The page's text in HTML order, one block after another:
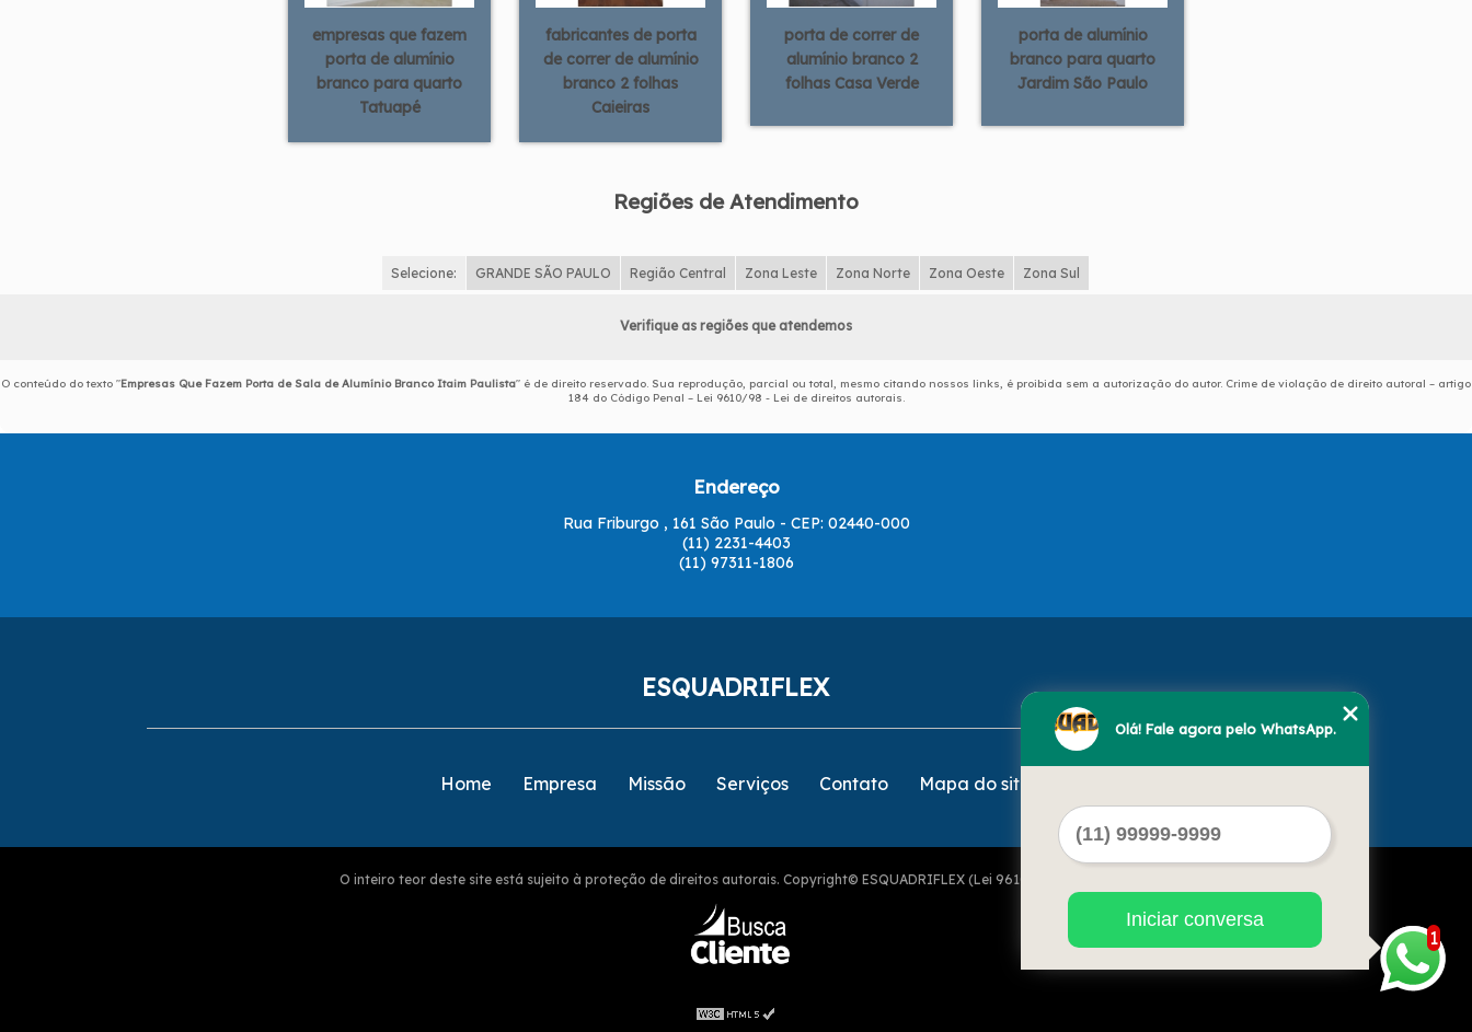
empresas que fazem
porta de alumínio
branco para quarto
Tatuapé
fabricantes de porta
de correr de alumínio
branco 2 folhas
Caieiras
porta de correr de
alumínio branco 2
folhas Casa Verde
porta de alumínio
branco para quarto
Jardim São Paulo
Regiões de Atendimento
Selecione: GRANDE SÃO PAULO Região Central Zona Leste Zona Norte Zona Oeste Zona Sul
Verifique as regiões que atendemos
O conteúdo do texto "Empresas Que Fazem Porta de Sala de Alumínio Branco Itaim Paulista" é de direito reservado. Sua reprodução, parcial ou total, mesmo citando nossos links, é proibida sem a autorização do autor. Crime de violação de direito autoral – artigo
184 do Código Penal – Lei 9610/98 - Lei de direitos autorais.
Endereço
Rua Friburgo , 161 São Paulo - CEP: 02440-000
(11) 2231-4403
(11) 97311-1806
ESQUADRIFLEX
Home Empresa Missão Serviços Contato Mapa do site
O inteiro teor deste site está sujeito à proteção de direitos autorais. Copyright© ESQUADRIFLEX (Lei 9610 de 19/02/1998)
1
Olá! Fale agora pelo WhatsApp.
Iniciar conversa